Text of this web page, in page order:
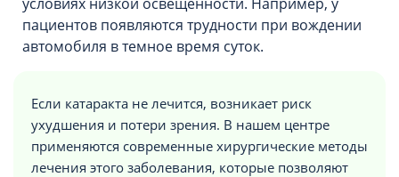
пациентов появляются трудности при вождении
автомобиля в темное время суток.
Если катаракта не лечится, возникает риск
ухудшения и потери зрения. В нашем центре
применяются современные хирургические методы
лечения этого заболевания, которые позволяют